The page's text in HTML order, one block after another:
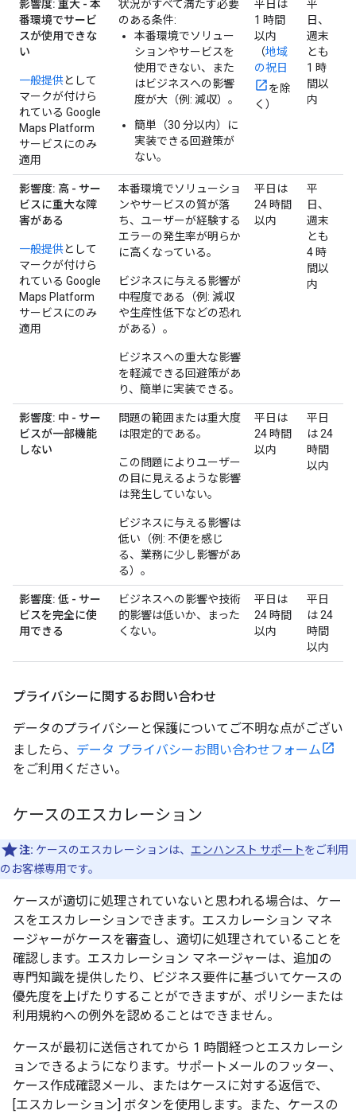
影響度: 重大 - 本
番環境でサービ
スが使用できな
い
一般提供として
マークが付けら
れている Google
Maps Platform
サービスにのみ
適用
状況がすべて満たす必要
のある条件:
本番環境でソリュー
ションやサービスを
使用できない、また
はビジネスへの影響
度が大（例: 減収）。
簡単（30 分以内）に
実装できる回避策が
ない。
平日は
1 時間
以内
（地域
の祝日
を除
く）
平
日、
週末
とも
1 時
間以
内
影響度: 高 - サー
ビスに重大な障
害がある
一般提供として
マークが付けら
れている Google
Maps Platform
サービスにのみ
適用
本番環境でソリューショ
ンやサービスの質が落
ち、ユーザーが経験する
エラーの発生率が明らか
に高くなっている。
ビジネスに与える影響が
中程度である（例: 減収
や生産性低下などの恐れ
がある）。
ビジネスへの重大な影響
を軽減できる回避策があ
り、簡単に実装できる。
平日は
24 時間
以内
平
日、
週末
とも
4 時
間以
内
影響度: 中 - サー
ビスが一部機能
しない
問題の範囲または重大度
は限定的である。
この問題によりユーザー
の目に見えるような影響
は発生していない。
ビジネスに与える影響は
低い（例: 不便を感じ
る、業務に少し影響があ
る）。
平日は
24 時間
以内
平日
は 24
時間
以内
影響度: 低 - サー
ビスを完全に使
用できる
ビジネスへの影響や技術
的影響は低いか、まった
くない。
平日は
24 時間
以内
平日
は 24
時間
以内
プライバシーに関するお問い合わせ
データのプライバシーと保護についてご不明な点がござい
ましたら、 データ プライバシーお問い合わせフォーム
をご利用ください。
ケースのエスカレーション
注: ケースのエスカレーションは、 エンハンスト サポートをご利用
のお客様専用です。
ケースが適切に処理されていないと思われる場合は、ケー
スをエスカレーションできます。エスカレーション マネ
ージャーがケースを審査し、適切に処理されていることを
確認します。エスカレーション マネージャーは、追加の
専門知識を提供したり、ビジネス要件に基づいてケースの
優先度を上げたりすることができますが、ポリシーまたは
利用規約への例外を認めることはできません。
ケースが最初に送信されてから 1 時間経つとエスカレーシ
ョンできるようになります。サポートメールのフッター、
ケース作成確認メール、またはケースに対する返信で、
[エスカレーション] ボタンを使用します。また、ケースの